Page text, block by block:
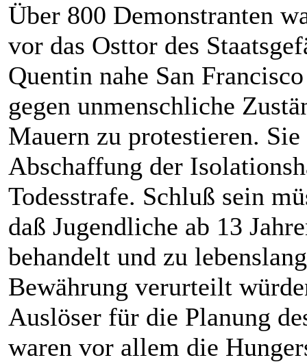
Über 800 Demonstranten
vor das Osttor des
Quentin nahe San
gegen unmenschliche
Mauern zu protestieren.
Abschaffung der
Todesstrafe. Schluß sein
daß Jugendliche ab 13
behandelt und zu
Bewährung verurteilt
Auslöser für die Planung
waren vor allem die